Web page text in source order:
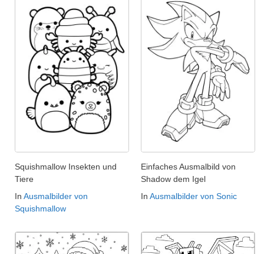
Squishmallow Insekten und
Tiere
In Ausmalbilder von
Squishmallow
Einfaches Ausmalbild von
Shadow dem Igel
In Ausmalbilder von Sonic